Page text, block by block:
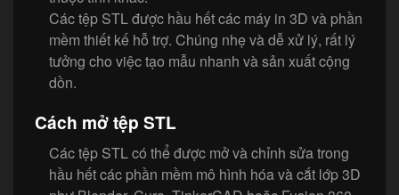
Các tệp STL được hầu hết các máy in 3D và phần
mềm thiết kế hỗ trợ. Chúng nhẹ và dễ xử lý, rất lý
tưởng cho việc tạo mẫu nhanh và sản xuất cộng
dồn.
Cách mở tệp STL
Các tệp STL có thể được mở và chỉnh sửa trong
hầu hết các phần mềm mô hình hóa và cắt lớp 3D